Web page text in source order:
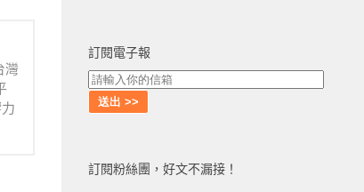
灣
訂閱電子報
訂閱粉絲團，好文不漏接！